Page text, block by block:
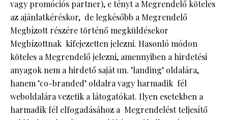
vagy promóciós partner), e tényt a Megrendelő köteles
az ajánlatkéréskor, de legkésőbb a Megrendelő
Megbízott részére történő megküldésekor
Megbízottnak kifejezetten jelezni. Hasonló módon
köteles a Megrendelő jelezni, amennyiben a hirdetési
anyagok nem a hirdető saját un. ’landing’ oldalára,
hanem ’co-branded’ oldalra vagy harmadik fél
weboldalára vezetik a látogatókat. Ilyen esetekben a
harmadik fél elfogadásához a Megrendelést teljesítő